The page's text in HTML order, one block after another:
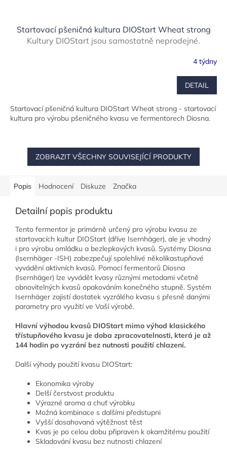
Startovací pšeničná kultura DIOStart Wheat strong
Kultury DIOStart jsou samostatně neprodejné.
se strojem pro výrobu kvasu vč. technologické4 týdny
DETAIL
Startovací pšeničná kultura DIOStart Wheat strong - startovací
kultura pro výrobu pšeničného kvasu ve fermentorech Diosna.
ZOBRAZIT VŠECHNY SOUVISEJÍCÍ PRODUKTY
Popis Hodnocení Diskuze Značka
Detailní popis produktu
Tento fermentor je primárně určený pro výrobu kvasu ze
startovacích kultur DIOStart (dříve Isernhäger), ale je vhodný
i pro výrobu omládku a bezlepkových kvasů. Systémy Diosna
(Isernhäger -ISH) zabezpečují spolehlivé několikastupňové
vyvádění aktivních kvasů. Pomocí fermentorů Diosna
(Isernhäger) lze vyvádět kvasy různými metodami včetně
obnovitelných kvasů opakováním konečného stupně. Systém
Isernhäger zajistí dostatek vyzrálého kvasu s přesně danými
parametry pro využití ve Vaší výrobě.
Hlavní výhodou kvasů DIOStart mimo výhod klasického
třístupňového kvasu je doba zpracovatelnosti, která je až
144 hodin po vyzrání bez nutnosti použití chlazení.
Další výhody použití kvasu DIOStart:
Ekonomika výroby
Delší čerstvost produktu
Výrazné aroma a chuť výrobku
Možná kombinace s dalšími předstupni
Vyšší dosahovaná výtěžnost těst
Kvas je po celou dobu připraven k okamžitému použití
Skladování kvasu bez nutnosti chlazení